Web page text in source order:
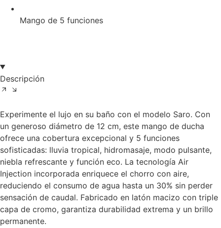
Mango de 5 funciones
Descripción
Experimente el lujo en su baño con el modelo Saro. Con
un generoso diámetro de 12 cm, este mango de ducha
ofrece una cobertura excepcional y 5 funciones
sofisticadas: lluvia tropical, hidromasaje, modo pulsante,
niebla refrescante y función eco. La tecnología Air
Injection incorporada enriquece el chorro con aire,
reduciendo el consumo de agua hasta un 30% sin perder
sensación de caudal. Fabricado en latón macizo con triple
capa de cromo, garantiza durabilidad extrema y un brillo
permanente.